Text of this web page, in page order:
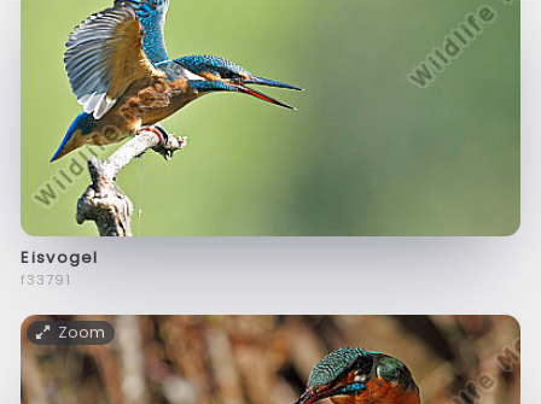
Eisvogel
f33791
Zoom